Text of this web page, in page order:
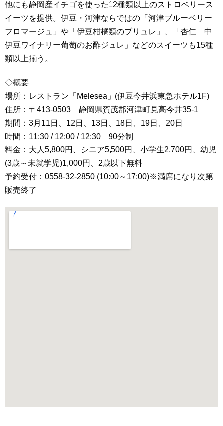
他にも静岡産イチゴを使った12種類以上のストロベリース
イーツを提供。伊豆・河津ならではの「河津ブルーベリー
フロマージュ」や「伊豆柑橘類のブリュレ」、「杏仁 中
伊豆ワイナリー葡萄のお酢ジュレ」などのスイーツも15種
類以上揃う。
◇概要
場所：レストラン「Melesea」(伊豆今井浜東急ホテル1F)
住所：〒413-0503 静岡県賀茂郡河津町見高今井35-1
期間：3月11日、12日、13日、18日、19日、20日
時間：11:30 / 12:00 / 12:30 90分制
料金：大人5,800円、シニア5,500円、小学生2,700円、幼児
(3歳～未就学児)1,000円、2歳以下無料
予約受付：0558-32-2850 (10:00～17:00)※満席になり次第
販売終了